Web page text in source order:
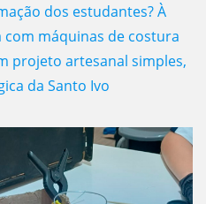
dos estudantes? À
máquinas de costura
projeto artesanal simples,
da Santo Ivo